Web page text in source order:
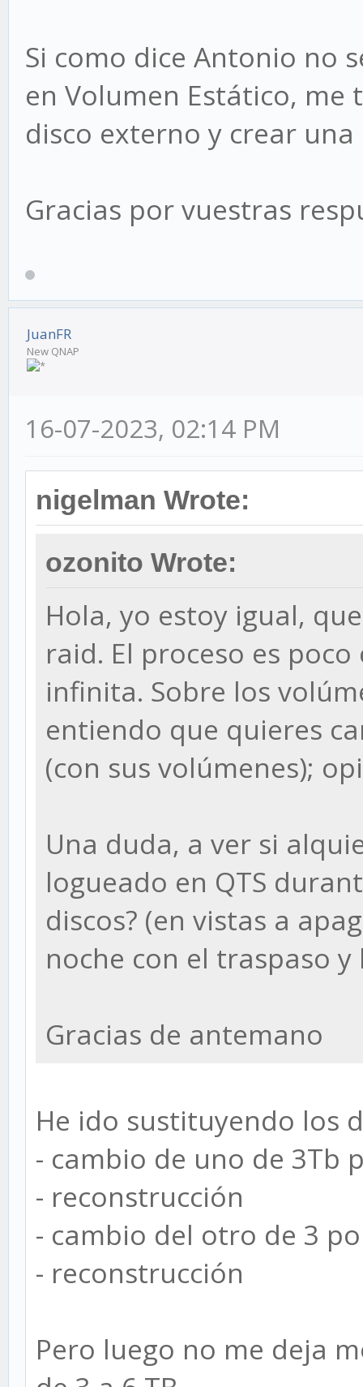
Si como dice Antonio no
en Volumen Estático,
disco externo y crear una
Gracias por vuestras
JuanFR
New QNAP
16-07-2023, 02:14 PM
nigelman Wrote:
ozonito Wrote:
Hola, yo estoy igual,
raid. El proceso es
infinita. Sobre los
entiendo que quieres
(con sus volúmenes);
Una duda, a ver si
logueado en QTS
discos? (en vistas a
noche con el traspaso y
Gracias de antemano
He ido sustituyendo los
- cambio de uno de 3Tb
- reconstrucción
- cambio del otro de 3
- reconstrucción
Pero luego no me deja